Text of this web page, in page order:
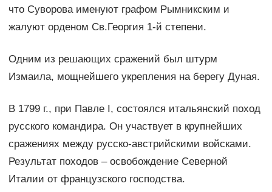
что Суворова именуют графом Рымникским и
жалуют орденом Св.Георгия 1-й степени.
Одним из решающих сражений был штурм
Измаила, мощнейшего укрепления на берегу Дуная.
В 1799 г., при Павле I, состоялся итальянский поход
русского командира. Он участвует в крупнейших
сражениях между русско-австрийскими войсками.
Результат походов – освобождение Северной
Италии от французского господства.